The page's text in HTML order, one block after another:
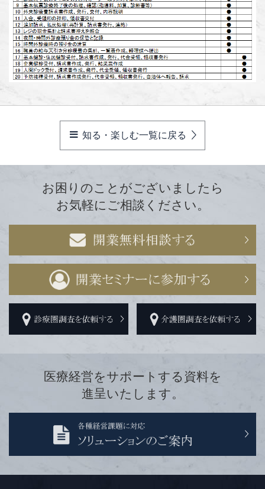
知る・楽しむ一覧に戻る
お困りのことがございましたら
お気軽にご相談ください。
医療経営をサポートする資料を
進呈いたします。